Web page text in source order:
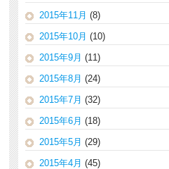
2015年11月 (8)
2015年10月 (10)
2015年9月 (11)
2015年8月 (24)
2015年7月 (32)
2015年6月 (18)
2015年5月 (29)
2015年4月 (45)